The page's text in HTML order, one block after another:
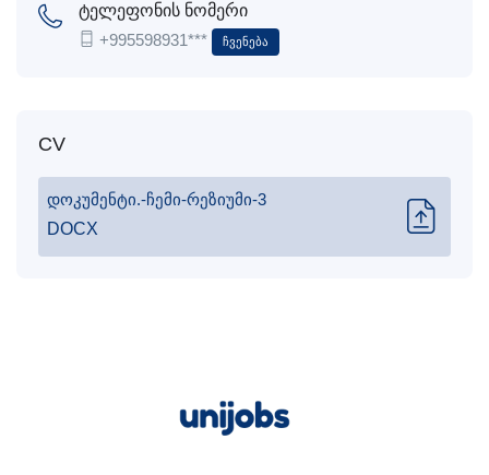
ტელეფონის ნომერი
+995598931***
Ჩვენება
CV
დოკუმენტი.-ჩემი-რეზიუმი-3
DOCX